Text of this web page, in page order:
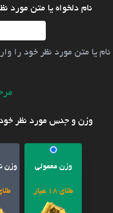
نام دلخواه یا متن مورد
نام یا متن مورد نظر خود را
وزن و جنس مورد نظر
وزن معمولی
طلای 18 عیار
وزن
طلای 18